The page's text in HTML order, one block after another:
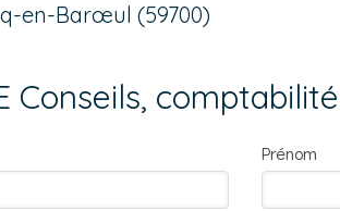
en-Barœul (59700)
Conseils, comptabilité
Prénom